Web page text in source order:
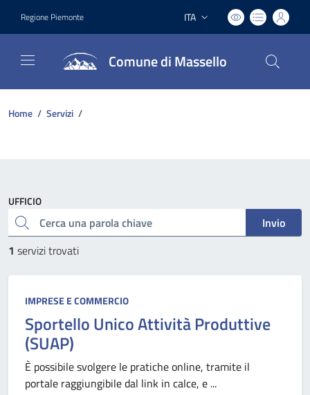
Regione Piemonte Lingua attiva:
ITA
Comune di Massello
Home / Servizi /
Cerca una parola chiave
Invio
1 servizi trovati
IMPRESE E COMMERCIO
Sportello Unico Attività Produttive
(SUAP)
È possibile svolgere le pratiche online, tramite il
portale raggiungibile dal link in calce, e ...
UFFICIO